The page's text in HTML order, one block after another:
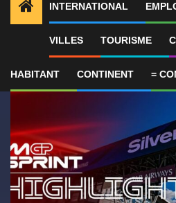
INTERNATIONAL
VILLES TOURISME
HABITANT CONTINENT =
ALERTES INFO 1 GP